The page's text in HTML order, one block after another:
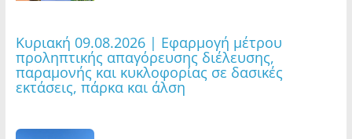
Κυριακή 09.08.2026 | Εφαρμογή μέτρου
προληπτικής απαγόρευσης διέλευσης,
παραμονής και κυκλοφορίας σε δασικές
εκτάσεις, πάρκα και άλση